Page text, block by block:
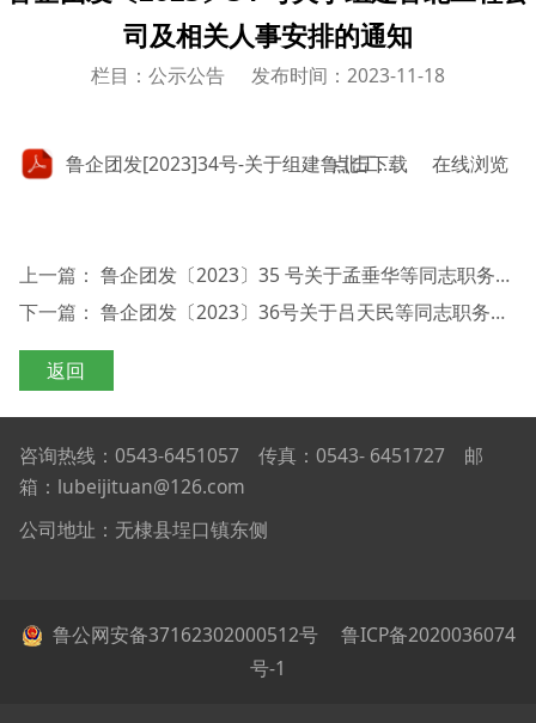
司及相关人事安排的通知
栏目：公示公告 发布时间：2023-11-18
鲁企团发[2023]34号-关于组建鲁北工程公司及相关人事安排的通知.pdf
点击下载 在线浏览
上一篇： 鲁企团发〔2023〕35 号关于孟垂华等同志职务聘任和解聘的通知
下一篇： 鲁企团发〔2023〕36号关于吕天民等同志职务聘任和解聘的通知
返回
咨询热线：0543-6451057 传真：0543- 6451727 邮
箱：lubeijituan@126.com
公司地址：无棣县埕口镇东侧
鲁公网安备37162302000512号
鲁ICP备2020036074
号-1